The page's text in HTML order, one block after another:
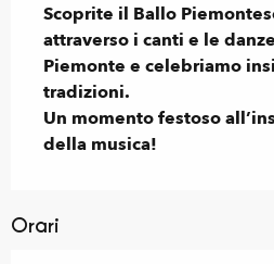
Scoprite il Ballo
attraverso i canti e le
Piemonte e celebriamo
tradizioni.
Un momento festoso
della musica!
Orari